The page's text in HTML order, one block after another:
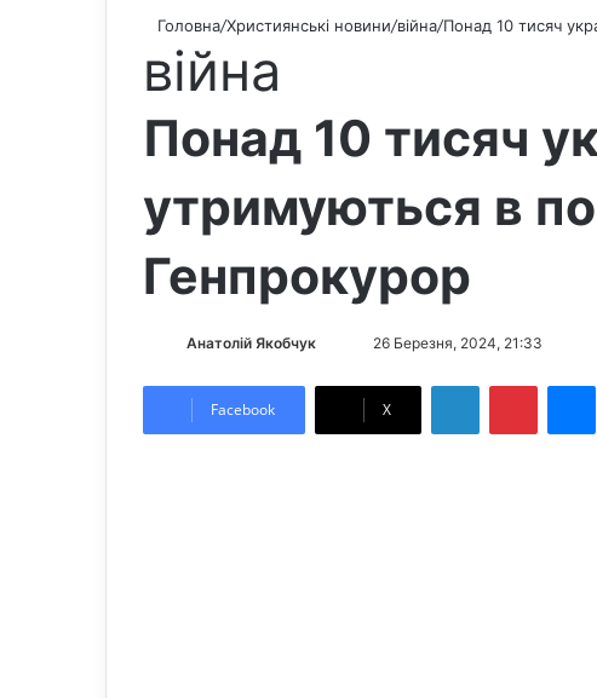
Головна/Християнські новини/війна/Понад 10 тисяч
війна
Понад 10 тисяч
утримуються в
Генпрокурор
Анатолій Якобчук
l d
26 Березня, 2024, 21:33
Facebook X